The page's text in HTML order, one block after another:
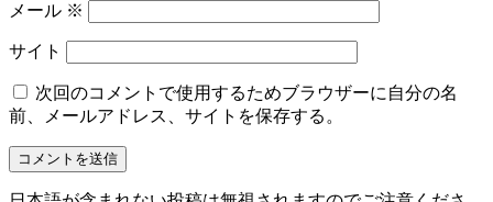
メール ※
サイト
次回のコメントで使用するためブラウザーに自分の名
前、メールアドレス、サイトを保存する。